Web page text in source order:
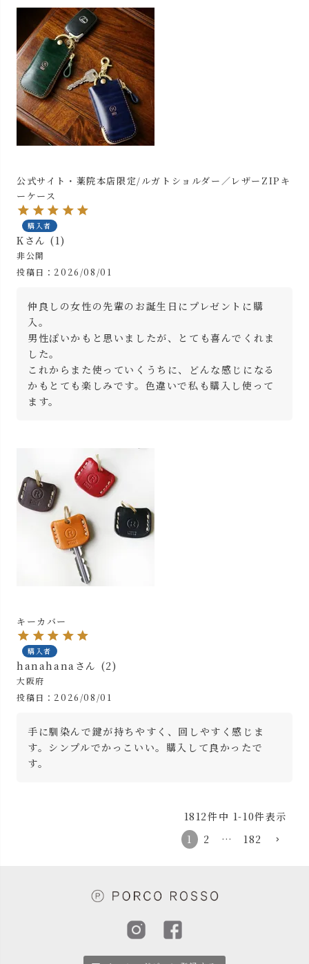
公式サイト・薬院本店限定/ルガトショルダー／レザーZIPキ
ーケース
購入者
K 1
非公開
投稿日
2026/08/01
仲良しの女性の先輩のお誕生日にプレゼントに購
入。
男性ぽいかもと思いましたが、とても喜んでくれま
した。
これからまた使っていくうちに、どんな感じになる
かもとても楽しみです。色違いで私も購入し使って
ます。
キーカバー
購入者
hanahana 2
大阪府
投稿日
2026/08/01
手に馴染んで鍵が持ちやすく、回しやすく感じま
す。シンプルでかっこいい。購入して良かったで
す。
1812件中 1-10件表示
1
2 … 182